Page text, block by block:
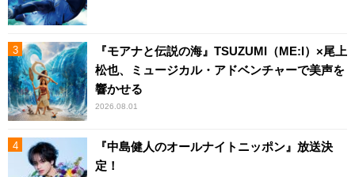
『モアナと伝説の海』TSUZUMI（ME:I）×尾上
松也、ミュージカル・アドベンチャーで美声を
響かせる
2026.08.01
『中島健人のオールナイトニッポン』放送決
定！